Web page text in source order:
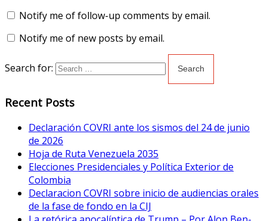
Notify me of follow-up comments by email.
Notify me of new posts by email.
Search for:
Recent Posts
Declaración COVRI ante los sismos del 24 de junio
de 2026
Hoja de Ruta Venezuela 2035
Elecciones Presidenciales y Política Exterior de
Colombia
Declaracion COVRI sobre inicio de audiencias orales
de la fase de fondo en la CIJ